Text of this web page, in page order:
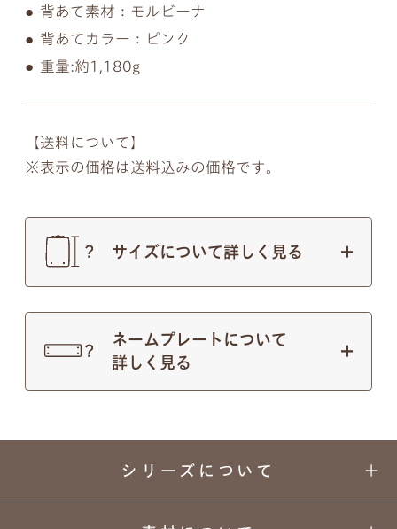
背あて素材：モルビーナ
背あてカラー：ピンク
重量:約1,180g
【送料について】
表示の価格は送料込みの価格です。
サイズについて詳しく見る
ネームプレートについて
詳しく見る
シリーズについて